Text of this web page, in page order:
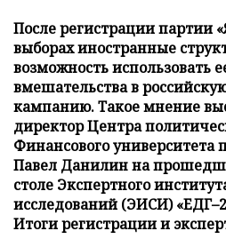
После регистрации партии
выборах иностранные
возможность использовать
вмешательства в
кампанию. Такое мнение
директор Центра
Финансового университета
Павел Данилин на
столе Экспертного
исследований (ЭИСИ)
Итоги регистрации и